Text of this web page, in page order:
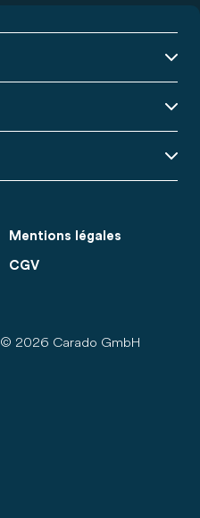
Mentions légales
CGV
© 2026 Carado GmbH